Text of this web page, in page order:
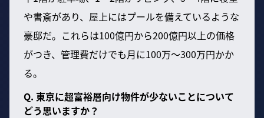
や書斎があり、屋上にはプールを備えているような
豪邸だ。これらは100億円から200億円以上の価格
がつき、管理費だけでも月に100万〜300万円かか
る。
Q. 東京に超富裕層向け物件が少ないことについて
どう思いますか？